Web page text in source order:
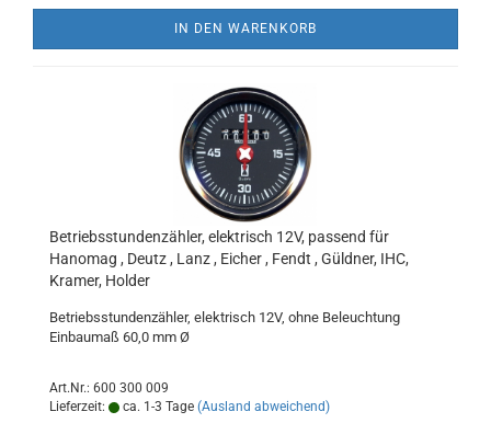
IN DEN WARENKORB
Betriebsstundenzähler, elektrisch 12V, passend für
Hanomag , Deutz , Lanz , Eicher , Fendt , Güldner, IHC,
Kramer, Holder
Betriebsstundenzähler, elektrisch 12V, ohne Beleuchtung
Einbaumaß 60,0 mm Ø
Art.Nr.: 600 300 009
Lieferzeit:
ca. 1-3 Tage (Ausland abweichend)